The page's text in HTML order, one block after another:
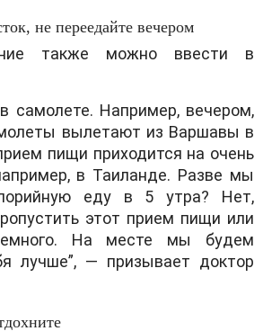
не переедайте вечером
также можно ввести в
самолете. Например, вечером,
вылетают из Варшавы в
пищи приходится на очень
в Таиланде. Разве мы
еду в 5 утра? Нет,
этот прием пищи или
На месте мы будем
лучше”, — призывает доктор